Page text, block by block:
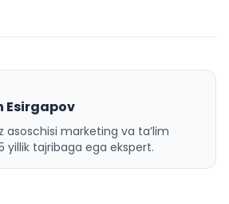
Esirgapov
asoschisi marketing va ta’lim
yillik tajribaga ega ekspert.